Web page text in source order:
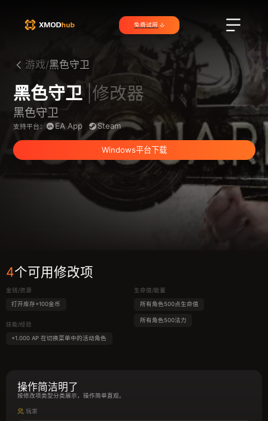
免费试用
游戏/黑色守卫
黑色守卫 |修改器
黑色守卫
支持平台： EA App Steam
Windows平台下载
4个可用修改项
金钱/资源
打开库存+100金币
技能/经验
+1.000 AP 在切换菜单中的活动角色
生命值/能量
所有角色500点生命值
所有角色500法力
操作简洁明了
按修改项类型分类展示，操作简单直观。